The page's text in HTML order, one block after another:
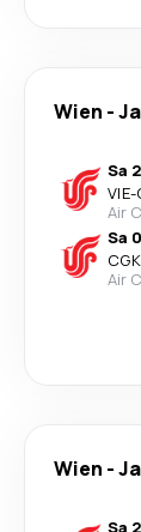
Wien -
Sa
VIE-
Air
Sa
CGK
Air
Wien -
Sa